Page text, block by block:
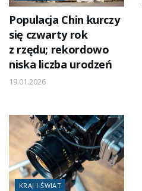
Populacja Chin kurczy
się czwarty rok
z rzędu; rekordowo
niska liczba urodzeń
19.01.2026
KRAJ I ŚWIAT